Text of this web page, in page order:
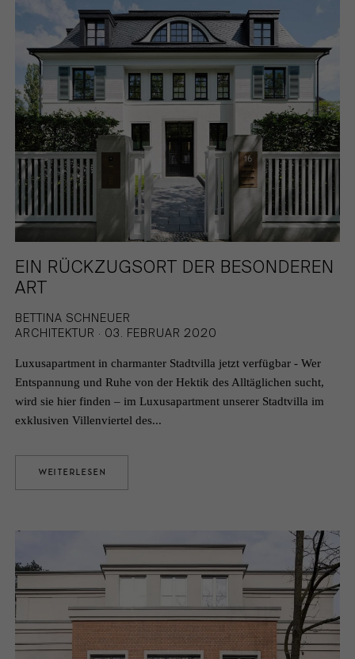
EIN RÜCKZUGSORT DER BESONDEREN
ART
BETTINA SCHNEUER
ARCHITEKTUR · 03. FEBRUAR 2020
Luxusapartment in charmanter Stadtvilla jetzt verfügbar - Wer
Entspannung und Ruhe von der Hektik des Alltäglichen sucht,
wird sie hier finden – im Luxusapartment unserer Stadtvilla im
exklusiven Villenviertel des...
WEITERLESEN